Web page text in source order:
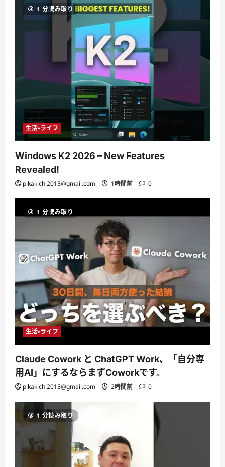
1 分読み取り
生活・ライフ
Windows K2 2026 – New Features
Revealed!
pikakichi2015@gmail.com 1時間前 0
1 分読み取り
生活・ライフ
Claude Cowork と ChatGPT Work、「自分専
用AI」にするならまずCoworkです。
pikakichi2015@gmail.com 2時間前 0
1 分読み取り